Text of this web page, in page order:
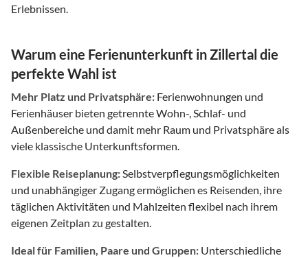
Erlebnissen.
Warum eine Ferienunterkunft in Zillertal die
perfekte Wahl ist
Mehr Platz und Privatsphäre: Ferienwohnungen und
Ferienhäuser bieten getrennte Wohn-, Schlaf- und
Außenbereiche und damit mehr Raum und Privatsphäre als
viele klassische Unterkunftsformen.
Flexible Reiseplanung:Selbstverpflegungsmöglichkeiten
und unabhängiger Zugang ermöglichen es Reisenden, ihre
täglichen Aktivitäten und Mahlzeiten flexibel nach ihrem
eigenen Zeitplan zu gestalten.
Ideal für Familien, Paare und Gruppen: Unterschiedliche